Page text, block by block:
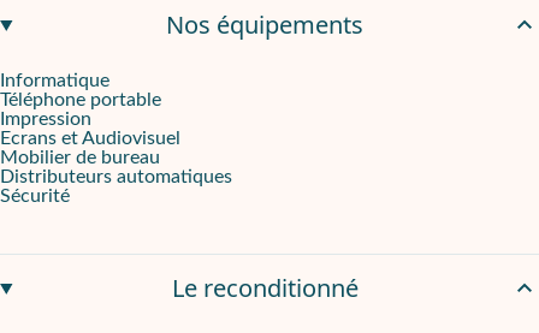
Une offre Onliz flexible et soutenue par l’expertise Fnac Darty
Nos équipements
Informatique
Téléphone portable
Impression
Ecrans et Audiovisuel
Mobilier de bureau
Distributeurs automatiques
Sécurité
Le reconditionné